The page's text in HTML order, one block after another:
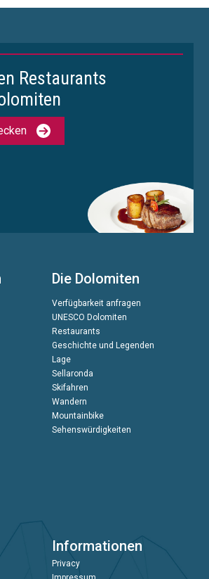
Restaurants
Die Dolomiten
Verfügbarkeit anfragen
UNESCO Dolomiten
Restaurants
Geschichte und Legenden
Lage
Sellaronda
Skifahren
Wandern
Mountainbike
Sehenswürdigkeiten
Informationen
Privacy